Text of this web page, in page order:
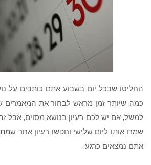
החליטו שבכל יום בשבוע אתם כותבים על
כמה שיותר זמן מראש לבחור את המאמרים
למשל, אם יש לכם רעיון בנושא מסוים, אבל
שמרו אותו ליום שלישי וחפשו רעיון אחר
אתם נמצאים כרגע.